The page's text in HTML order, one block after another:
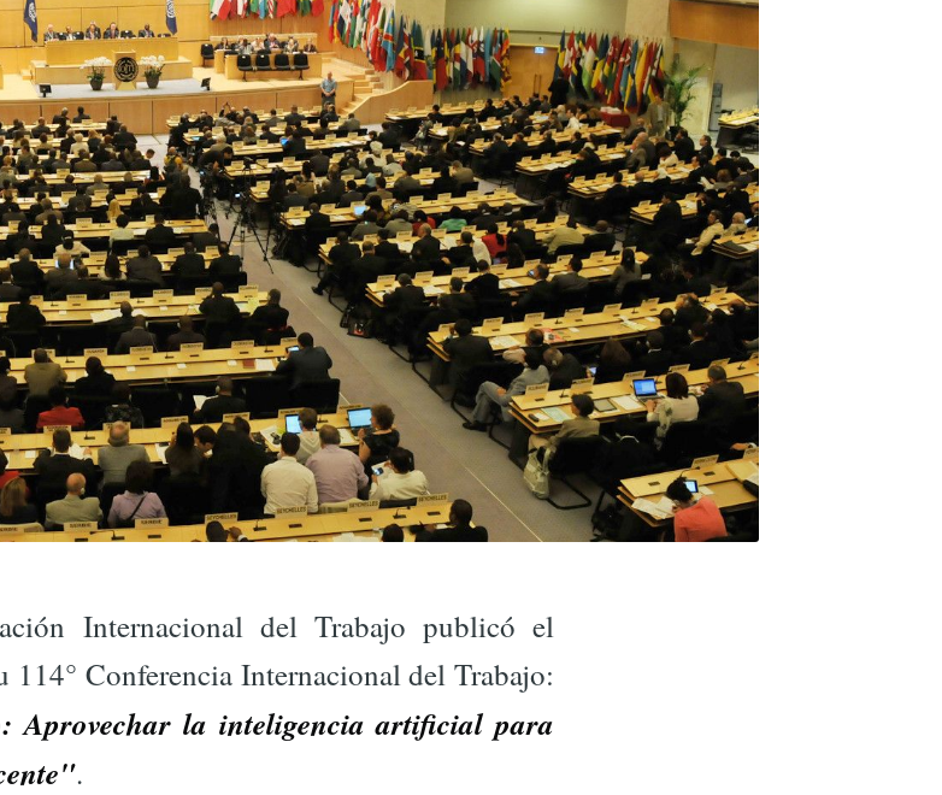
Internacional del Trabajo publicó el
114° Conferencia Internacional del Trabajo:
Aprovechar la inteligencia artificial para
.